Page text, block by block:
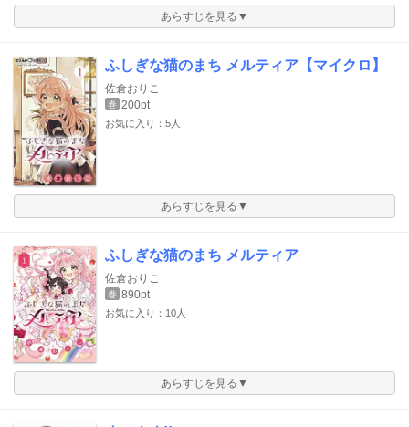
あらすじを見る▼
ふしぎな猫のまち メルティア【マイクロ】
佐倉おりこ
巻 200pt
お気に入り：5人
あらすじを見る▼
ふしぎな猫のまち メルティア
佐倉おりこ
巻 890pt
お気に入り：10人
あらすじを見る▼